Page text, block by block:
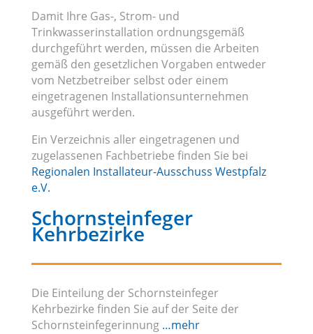
Damit Ihre Gas-, Strom- und
Trinkwasserinstallation ordnungsgemäß
durchgeführt werden, müssen die Arbeiten
gemäß den gesetzlichen Vorgaben entweder
vom Netzbetreiber selbst oder einem
eingetragenen Installationsunternehmen
ausgeführt werden.
Ein Verzeichnis aller eingetragenen und
zugelassenen Fachbetriebe finden Sie bei
Regionalen Installateur-Ausschuss Westpfalz
e.V.
Schornsteinfeger
Kehrbezirke
Die Einteilung der Schornsteinfeger
Kehrbezirke finden Sie auf der Seite der
Schornsteinfegerinnung …mehr